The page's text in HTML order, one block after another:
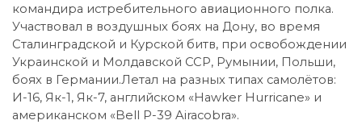
командира истребительного авиационного полка.
Участвовал в воздушных боях на Дону, во время
Сталинградской и Курской битв, при освобождении
Украинской и Молдавской ССР, Румынии, Польши,
боях в Германии.Летал на разных типах самолётов:
И-16, Як-1, Як-7, английском «Hawker Hurricane» и
американском «Bell P-39 Airacobra».